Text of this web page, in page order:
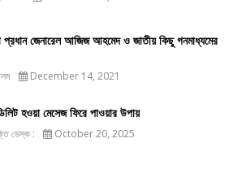
প্রধান জেনারেল আজিজ আহমেদ ও জাতীয় কিছু গনমাধ্যমের
December 14, 2021
হওয়া মেসেজ ফিরে পাওয়ার উপায়
ডেস্ক : October 20, 2025